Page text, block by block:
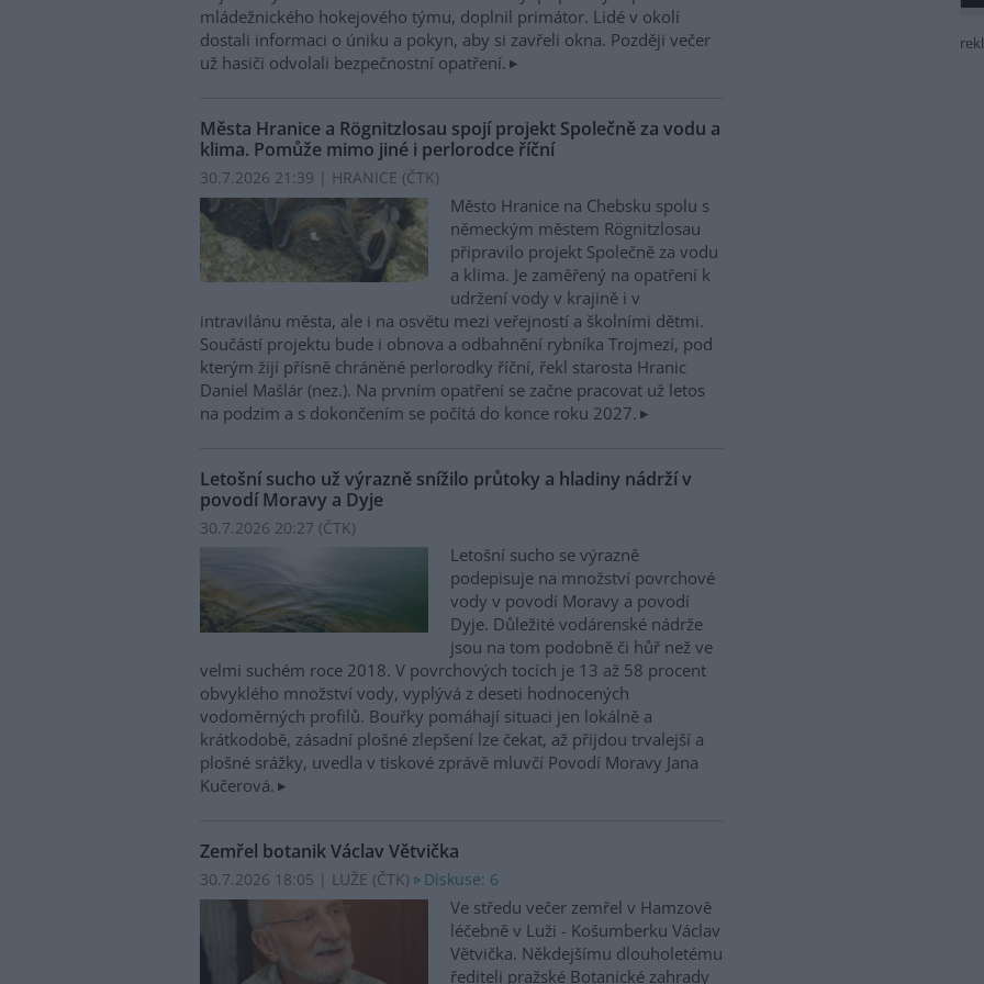
mládežnického hokejového týmu, doplnil primátor. Lidé v okolí
dostali informaci o úniku a pokyn, aby si zavřeli okna. Později večer
už hasiči odvolali bezpečnostní opatření.
Města Hranice a Rögnitzlosau spojí projekt Společně za vodu a
klima. Pomůže mimo jiné i perlorodce říční
30.7.2026 21:39 | HRANICE (ČTK)
Město Hranice na Chebsku spolu s
německým městem Rögnitzlosau
připravilo projekt Společně za vodu
a klima. Je zaměřený na opatření k
udržení vody v krajině i v
intravilánu města, ale i na osvětu mezi veřejností a školními dětmi.
Součástí projektu bude i obnova a odbahnění rybníka Trojmezí, pod
kterým žijí přísně chráněné perlorodky říční, řekl starosta Hranic
Daniel Mašlár (nez.). Na prvním opatření se začne pracovat už letos
na podzim a s dokončením se počítá do konce roku 2027.
Letošní sucho už výrazně snížilo průtoky a hladiny nádrží v
povodí Moravy a Dyje
30.7.2026 20:27 (ČTK)
Letošní sucho se výrazně
podepisuje na množství povrchové
vody v povodí Moravy a povodí
Dyje. Důležité vodárenské nádrže
jsou na tom podobně či hůř než ve
velmi suchém roce 2018. V povrchových tocích je 13 až 58 procent
obvyklého množství vody, vyplývá z deseti hodnocených
vodoměrných profilů. Bouřky pomáhají situaci jen lokálně a
krátkodobě, zásadní plošné zlepšení lze čekat, až přijdou trvalejší a
plošné srážky, uvedla v tiskové zprávě mluvčí Povodí Moravy Jana
Kučerová.
Zemřel botanik Václav Větvička
30.7.2026 18:05 | LUŽE (ČTK) Diskuse: 6
Ve středu večer zemřel v Hamzově
léčebně v Luži - Košumberku Václav
Větvička. Někdejšímu dlouholetému
řediteli pražské Botanické zahrady